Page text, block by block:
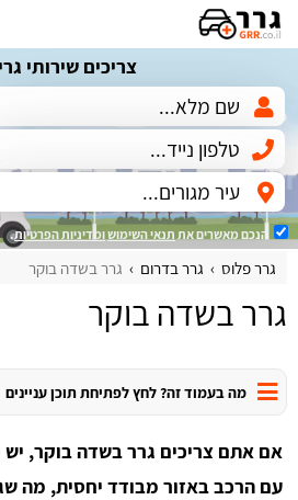
צריכים שירותי
הנכם מאשרים את תנאי השימושומדיניות הפרטיות.
גרר פלוס גרר בדרום גרר בשדה בוקר
גרר בשדה בוקר
מה בעמוד זה? לחץ לפתיחת תוכן עניינים
אם אתם צריכים גרר בשדה בוקר, יש
עם הרכב באזור מבודד יחסית, מה